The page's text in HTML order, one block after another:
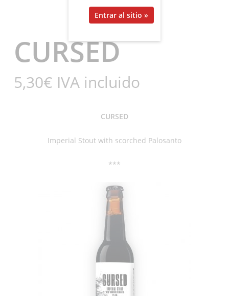
CURSED
5,30€ IVA incluido
CURSED
Imperial Stout with scorched Palosanto
***